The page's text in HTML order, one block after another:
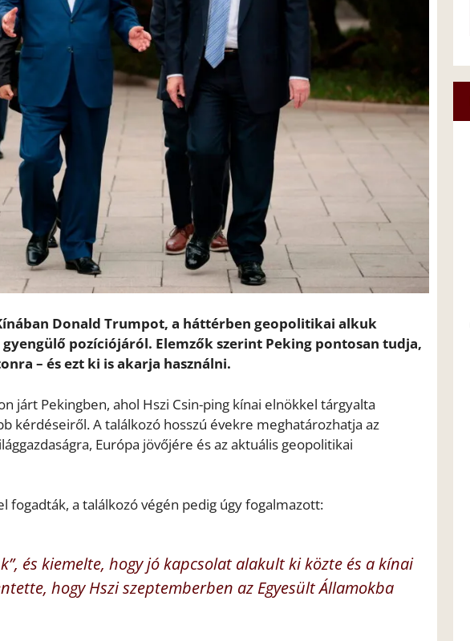
Donald Trumpot, a háttérben geopolitikai alkuk
pozíciójáról. Elemzők szerint Peking pontosan tudja,
– és ezt ki is akarja használni.
járt Pekingben, ahol Hszi Csin-ping kínai elnökkel tárgyalta
kérdéseiről. A találkozó hosszú évekre meghatározhatja az
Európa jövőjére és az aktuális geopolitikai
fogadták, a találkozó végén pedig úgy fogalmazott:
és kiemelte, hogy jó kapcsolat alakult ki közte és a kínai
hogy Hszi szeptemberben az Egyesült Államokba